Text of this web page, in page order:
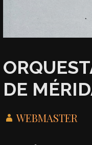
DE
WEBMASTER